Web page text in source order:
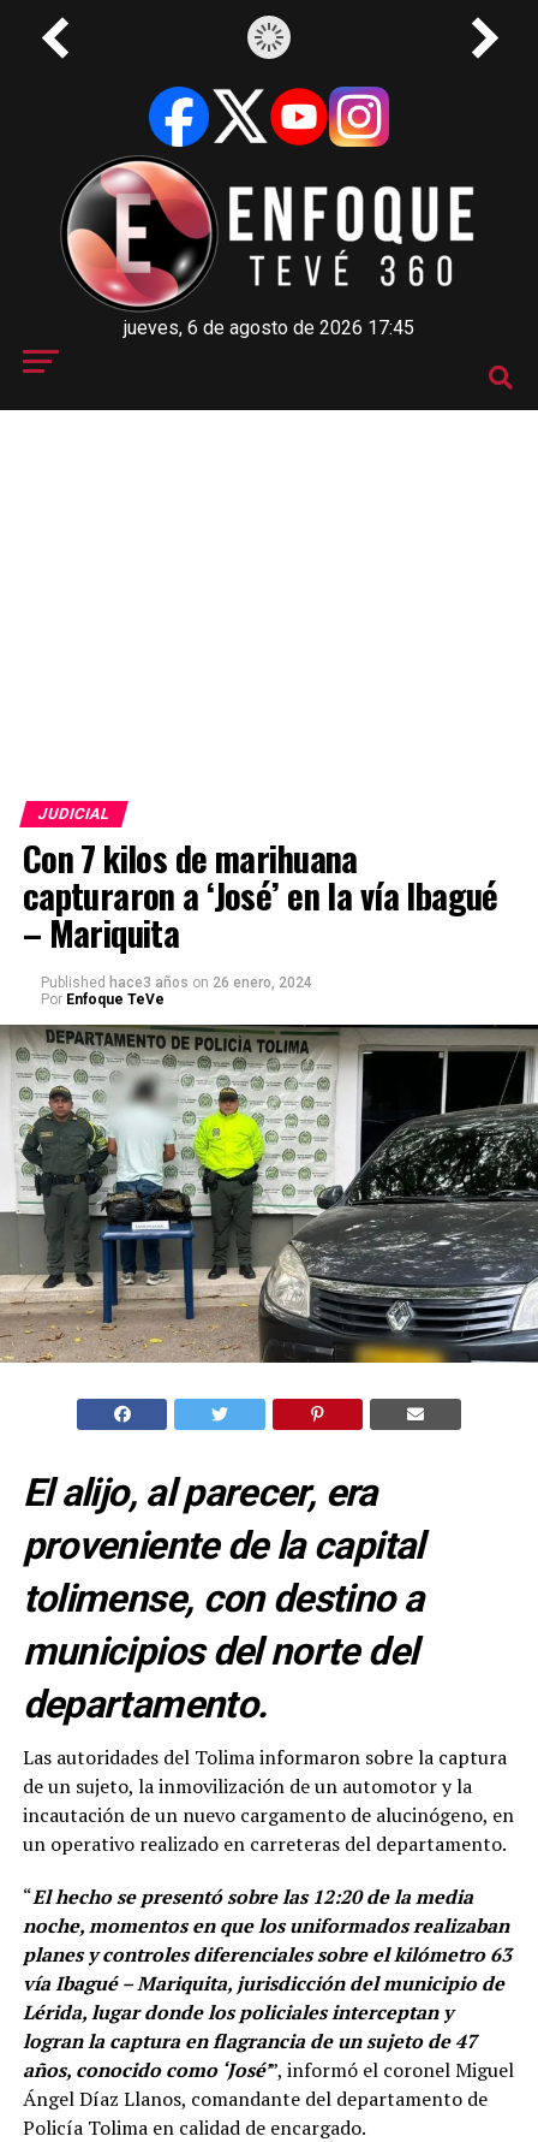
jueves, 6 de agosto de 2026 17:45
JUDICIAL
Con 7 kilos de marihuana
capturaron a ‘José’ en la vía Ibagué
– Mariquita
Published hace3 años on 26 enero, 2024
Por Enfoque TeVe
El alijo, al parecer, era
proveniente de la capital
tolimense, con destino a
municipios del norte del
departamento.
Las autoridades del Tolima informaron sobre la captura
de un sujeto, la inmovilización de un automotor y la
incautación de un nuevo cargamento de alucinógeno, en
un operativo realizado en carreteras del departamento.
“El hecho se presentó sobre las 12:20 de la media
noche, momentos en que los uniformados realizaban
planes y controles diferenciales sobre el kilómetro 63
vía Ibagué – Mariquita, jurisdicción del municipio de
Lérida, lugar donde los policiales interceptan y
logran la captura en flagrancia de un sujeto de 47
años, conocido como ‘José’”, informó el coronel Miguel
Ángel Díaz Llanos, comandante del departamento de
Policía Tolima en calidad de encargado.